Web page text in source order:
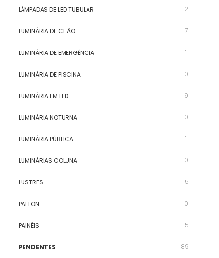
LÂMPADAS DE LED TUBULAR 2
LUMINÁRIA DE CHÃO 7
LUMINÁRIA DE EMERGÊNCIA 1
LUMINÁRIA DE PISCINA 0
LUMINÁRIA EM LED 9
LUMINÁRIA NOTURNA 0
LUMINÁRIA PÚBLICA 1
LUMINÁRIAS COLUNA 0
LUSTRES 15
PAFLON 0
PAINÉIS 15
PENDENTES 89